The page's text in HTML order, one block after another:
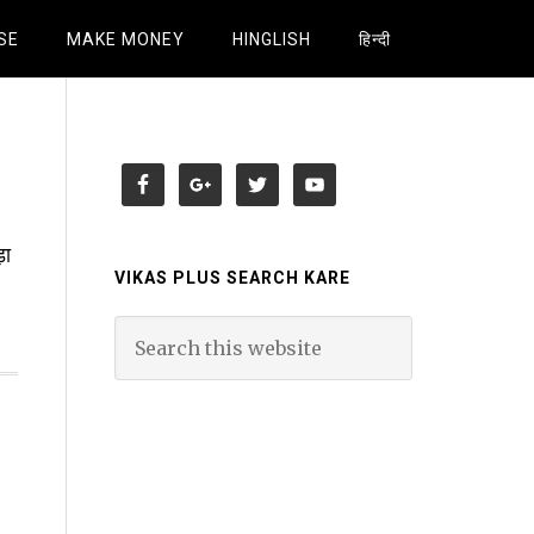
MAKE MONEY HINGLISH हिन्दी
VIKAS PLUS SEARCH KARE